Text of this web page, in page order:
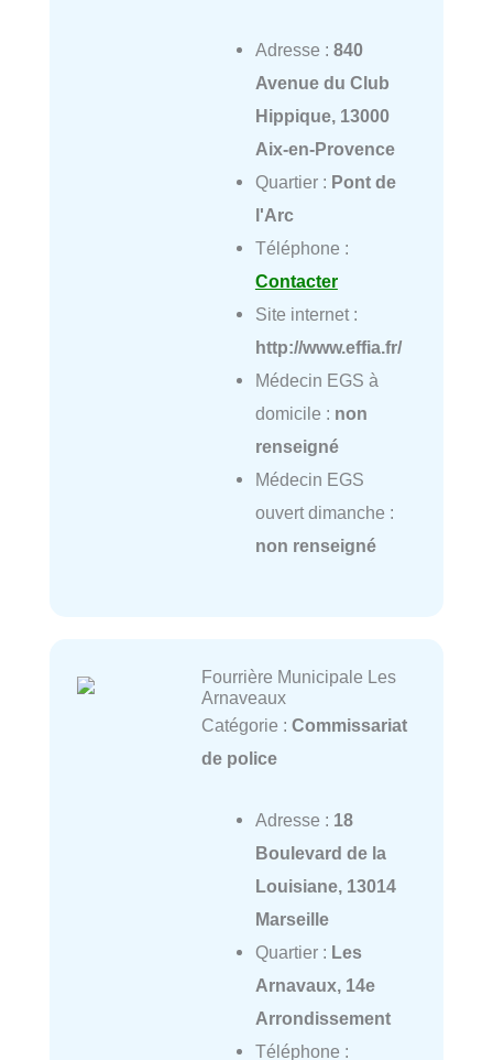
Adresse : 840
Avenue du Club
Hippique, 13000
Aix-en-Provence
Quartier : Pont de
l'Arc
Téléphone :
Contacter
Site internet :
http://www.effia.fr/
Médecin EGS à
domicile : non
renseigné
Médecin EGS
ouvert dimanche :
non renseigné
Fourrière Municipale Les
Arnaveaux
Catégorie : Commissariat
de police
Adresse : 18
Boulevard de la
Louisiane, 13014
Marseille
Quartier : Les
Arnavaux, 14e
Arrondissement
Téléphone :